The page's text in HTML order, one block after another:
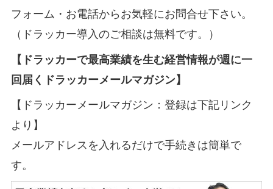
フォーム・お電話からお気軽にお問合せ下さい。
（ドラッカー導入のご相談は無料です。）
【ドラッカーで最高業績を生む経営情報が週に一
回届くドラッカーメールマガジン】
【ドラッカーメールマガジン：登録は下記リンク
より】
メールアドレスを入れるだけで手続きは簡単で
す。